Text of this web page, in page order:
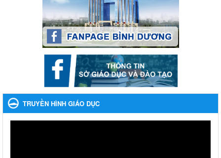
Lần thứ VIII, năm học 2023-2024
Ngày ban hành: 28/12/2023
Phối hợp rà soát nhu cầu tiêm vắc xin phòng Covid 19
Phối hợp rà soát nhu cầu tiêm vắc xin phòng Covid 19
Ngày ban hành: 22/11/2023
Phát động, triển khai Cuộc thi " An toàn giao thông cho nụ
cười ngày mai" dành cho học sinh và giáo viên trung học
năm học 2023-2024
Phát động, triển khai Cuộc thi " An toàn giao thông cho nụ cười
TRUYỀN HÌNH GIÁO DỤC